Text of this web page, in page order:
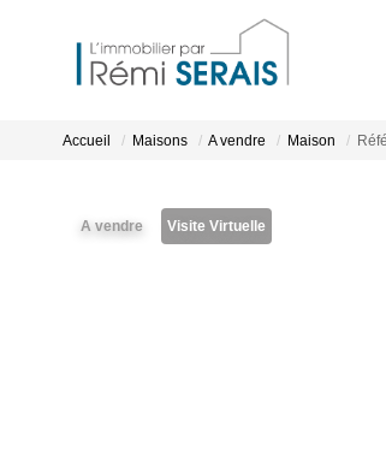
Accueil Maisons A vendre Maison
A vendre Visite Virtuelle